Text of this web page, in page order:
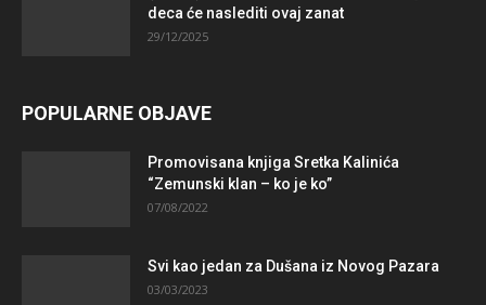
deca će naslediti ovaj zanat
29/12/2025
POPULARNE OBJAVE
Promovisana knjiga Sretka Kalinića
“Zemunski klan – ko je ko”
07/08/2022
Svi kao jedan za Dušana iz Novog Pazara
03/03/2023